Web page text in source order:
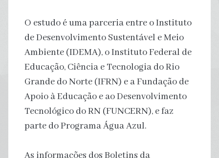
O estudo é uma parceria entre o Instituto
de Desenvolvimento Sustentável e Meio
Ambiente (IDEMA), o Instituto Federal de
Educação, Ciência e Tecnologia do Rio
Grande do Norte (IFRN) e a Fundação de
Apoio à Educação e ao Desenvolvimento
Tecnológico do RN (FUNCERN), e faz
parte do Programa Água Azul.
As informações dos Boletins da